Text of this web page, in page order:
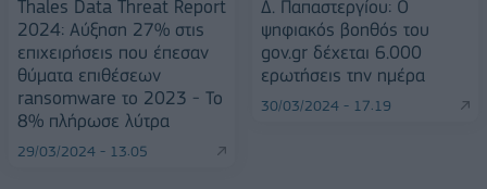
Thales Data Threat Report
2024: Αύξηση 27% στις
επιχειρήσεις που έπεσαν
θύματα επιθέσεων
ransomware το 2023 - Το
8% πλήρωσε λύτρα
29/03/2024 - 13:05
Δ. Παπαστεργίου: Ο
ψηφιακός βοηθός του
gov.gr δέχεται 6.000
ερωτήσεις την ημέρα
30/03/2024 - 17:19